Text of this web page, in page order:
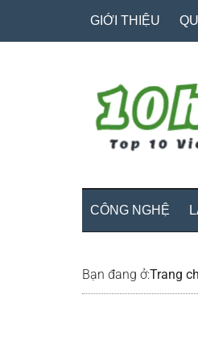
GIỚI THIỆU
CÔNG NGHỆ
Bạn đang ở:Trang